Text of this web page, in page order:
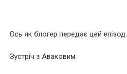
Ось як блогер передає цей епізод:
Зустріч з Аваковим.